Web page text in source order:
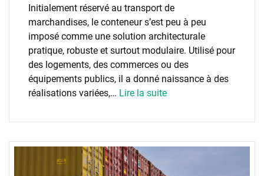
Initialement réservé au transport de
marchandises, le conteneur s’est peu à peu
imposé comme une solution architecturale
pratique, robuste et surtout modulaire. Utilisé pour
des logements, des commerces ou des
équipements publics, il a donné naissance à des
réalisations variées,… Lire la suite